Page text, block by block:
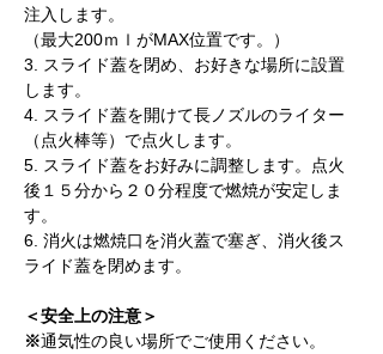
注入します。
（最大200ｍｌがMAX位置です。）
3. スライド蓋を閉め、お好きな場所に設置
します。
4. スライド蓋を開けて長ノズルのライター
（点火棒等）で点火します。
5. スライド蓋をお好みに調整します。点火
後１５分から２０分程度で燃焼が安定しま
す。
6. 消火は燃焼口を消火蓋で塞ぎ、消火後ス
ライド蓋を閉めます。
＜安全上の注意＞
※通気性の良い場所でご使用ください。